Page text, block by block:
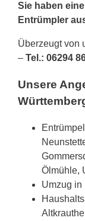
Sie haben
Entrümpler
Überzeugt von
– Tel.: 06294
Unsere
Ölmühle,
Umzug in